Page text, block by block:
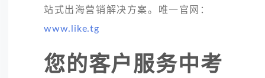
站式出海营销解决方案。唯一官网：
www.like.tg
您的客户服务中考